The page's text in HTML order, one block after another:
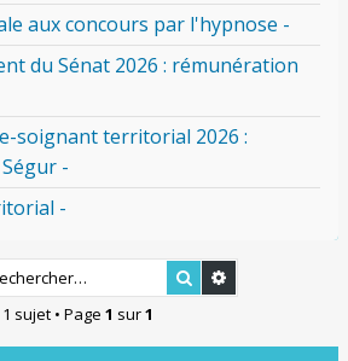
aux concours par l'hypnose -
du Sénat 2026 : rémunération
soignant territorial 2026 :
-
-
Rechercher
1 sujet • Page 1 sur1